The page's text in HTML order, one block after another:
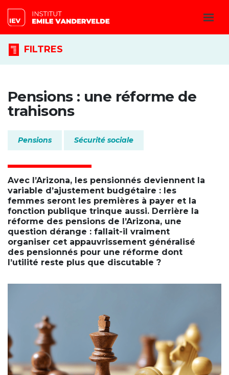
FILTRES
Pensions : une réforme de
trahisons
Pensions Sécurité sociale
Avec l’Arizona, les pensionnés deviennent la
variable d’ajustement budgétaire : les
femmes seront les premières à payer et la
fonction publique trinque aussi. Derrière la
réforme des pensions de l’Arizona, une
question dérange : fallait-il vraiment
organiser cet appauvrissement généralisé
des pensionnés pour une réforme dont
l’utilité reste plus que discutable ?